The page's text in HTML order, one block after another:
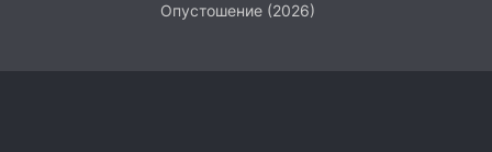
Опустошение (2026)